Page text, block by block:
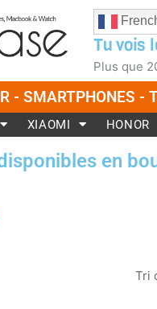
Tu vois
Plus que
- SMARTPHONES
XIAOMI HONOR
en